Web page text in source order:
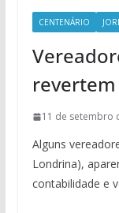
CENTENÁRIO
revertem
11 de setembro
Alguns
Londrina),
contabilidade e